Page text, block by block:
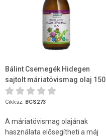
Bálint Csemegék Hidegen
sajtolt máriatövismag olaj 150
ml
Cikksz. BCS273
A máriatövismag olajának
használata elősegítheti a máj